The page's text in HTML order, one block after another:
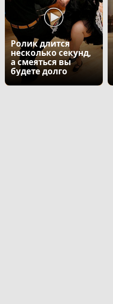
Ролик длится
несколько секунд,
а смеяться вы
будете долго